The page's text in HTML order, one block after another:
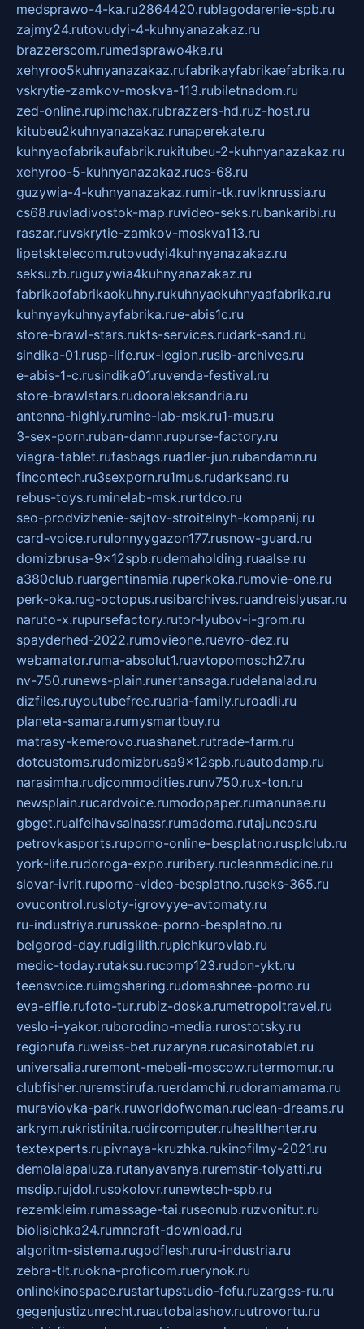
medsprawo-4-ka.ru2864420.rublagodarenie-spb.ru
zajmy24.rutovudyi-4-kuhnyanazakaz.ru
brazzerscom.rumedsprawo4ka.ru
xehyroo5kuhnyanazakaz.rufabrikayfabrikaefabrika.ru
vskrytie-zamkov-moskva-113.rubiletnadom.ru
zed-online.rupimchax.rubrazzers-hd.ruz-host.ru
kitubeu2kuhnyanazakaz.runaperekate.ru
kuhnyaofabrikaufabrik.rukitubeu-2-kuhnyanazakaz.ru
xehyroo-5-kuhnyanazakaz.rucs-68.ru
guzywia-4-kuhnyanazakaz.rumir-tk.ruvlknrussia.ru
cs68.ruvladivostok-map.ruvideo-seks.rubankaribi.ru
raszar.ruvskrytie-zamkov-moskva113.ru
lipetsktelecom.rutovudyi4kuhnyanazakaz.ru
seksuzb.ruguzywia4kuhnyanazakaz.ru
fabrikaofabrikaokuhny.rukuhnyaekuhnyaafabrika.ru
kuhnyaykuhnyayfabrika.rue-abis1c.ru
store-brawl-stars.rukts-services.rudark-sand.ru
sindika-01.rusp-life.rux-legion.rusib-archives.ru
e-abis-1-c.rusindika01.ruvenda-festival.ru
store-brawlstars.rudooraleksandria.ru
antenna-highly.rumine-lab-msk.ru1-mus.ru
3-sex-porn.ruban-damn.rupurse-factory.ru
viagra-tablet.rufasbags.ruadler-jun.rubandamn.ru
fincontech.ru3sexporn.ru1mus.rudarksand.ru
rebus-toys.ruminelab-msk.rurtdco.ru
seo-prodvizhenie-sajtov-stroitelnyh-kompanij.ru
card-voice.rurulonnyygazon177.rusnow-guard.ru
domizbrusa-9x12spb.rudemaholding.ruaalse.ru
a380club.ruargentinamia.ruperkoka.rumovie-one.ru
perk-oka.rug-octopus.rusibarchives.ruandreislyusar.ru
naruto-x.rupursefactory.rutor-lyubov-i-grom.ru
spayderhed-2022.rumovieone.ruevro-dez.ru
webamator.ruma-absolut1.ruavtopomosch27.ru
nv-750.runews-plain.runertansaga.rudelanalad.ru
dizfiles.ruyoutubefree.ruaria-family.ruroadli.ru
planeta-samara.rumysmartbuy.ru
matrasy-kemerovo.ruashanet.rutrade-farm.ru
dotcustoms.rudomizbrusa9x12spb.ruautodamp.ru
narasimha.rudjcommodities.runv750.rux-ton.ru
newsplain.rucardvoice.rumodopaper.rumanunae.ru
gbget.rualfeihavsalnassr.rumadoma.rutajuncos.ru
petrovkasports.ruporno-online-besplatno.rusplclub.ru
york-life.rudoroga-expo.ruribery.rucleanmedicine.ru
slovar-ivrit.ruporno-video-besplatno.ruseks-365.ru
ovucontrol.rusloty-igrovyye-avtomaty.ru
ru-industriya.rurusskoe-porno-besplatno.ru
belgorod-day.rudigilith.rupichkurovlab.ru
medic-today.rutaksu.rucomp123.rudon-ykt.ru
teensvoice.ruimgsharing.rudomashnee-porno.ru
eva-elfie.rufoto-tur.rubiz-doska.rumetropoltravel.ru
veslo-i-yakor.ruborodino-media.rurostotsky.ru
regionufa.ruweiss-bet.ruzaryna.rucasinotablet.ru
universalia.ruremont-mebeli-moscow.rutermomur.ru
clubfisher.ruremstirufa.ruerdamchi.rudoramamama.ru
muraviovka-park.ruworldofwoman.ruclean-dreams.ru
arkrym.rukristinita.rudircomputer.ruhealthenter.ru
textexperts.rupivnaya-kruzhka.rukinofilmy-2021.ru
demolalapaluza.rutanyavanya.ruremstir-tolyatti.ru
msdip.rujdol.rusokolovr.runewtech-spb.ru
rezemkleim.rumassage-tai.ruseonub.ruzvonitut.ru
biolisichka24.rumncraft-download.ru
algoritm-sistema.rugodflesh.ruru-industria.ru
zebra-tlt.ruokna-proficom.ruerynok.ru
onlinekinospace.rustartupstudio-fefu.ruzarges-ru.ru
gegenjustizunrecht.ruautobalashov.ruutrovortu.ru